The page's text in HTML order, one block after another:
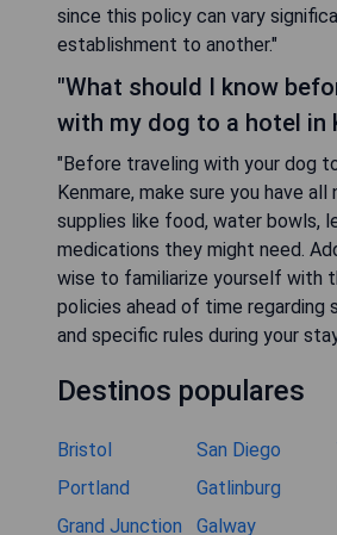
since this policy can vary
establishment to another."
"What should I know
with my dog to a hotel in
"Before traveling with your dog
Kenmare, make sure you have all
supplies like food, water bowls,
medications they might need.
wise to familiarize yourself with
policies ahead of time regarding
and specific rules during your
Destinos populares
Bristol San Diego
Portland
Gatlinburg
Grand Junction
Galway